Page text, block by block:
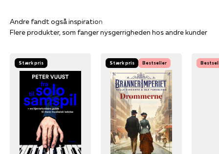
Flere produkter, som fanger nysgerrigheden hos andre kunder
Stærk pris Stærk pris Bestseller